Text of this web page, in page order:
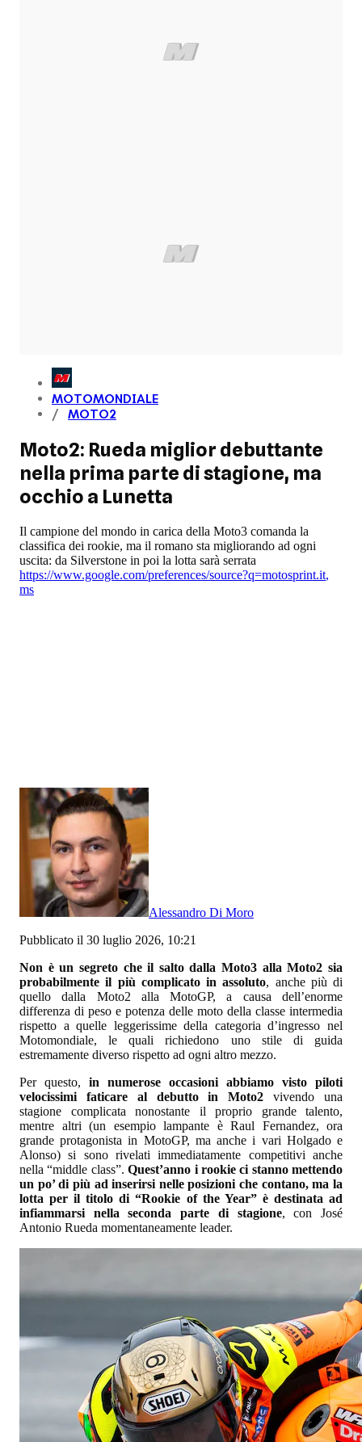
MOTOMONDIALE
MOTO2
Moto2: Rueda miglior debuttante
nella prima parte di stagione, ma
occhio a Lunetta
Il campione del mondo in carica della Moto3 comanda la
classifica dei rookie, ma il romano sta migliorando ad ogni
uscita: da Silverstone in poi la lotta sarà serrata
https://www.google.com/preferences/source?q=motosprint.it,
ms
Alessandro Di Moro
Pubblicato il 30 luglio 2026, 10:21
Non è un segreto che il salto dalla Moto3 alla Moto2 sia
probabilmente il più complicato in assoluto, anche più di
quello dalla Moto2 alla MotoGP, a causa dell’enorme
differenza di peso e potenza delle moto della classe intermedia
rispetto a quelle leggerissime della categoria d’ingresso nel
Motomondiale, le quali richiedono uno stile di guida
estremamente diverso rispetto ad ogni altro mezzo.
Per questo, in numerose occasioni abbiamo visto piloti
velocissimi faticare al debutto in Moto2 vivendo una
stagione complicata nonostante il proprio grande talento,
mentre altri (un esempio lampante è Raul Fernandez, ora
grande protagonista in MotoGP, ma anche i vari Holgado e
Alonso) si sono rivelati immediatamente competitivi anche
nella “middle class”.Quest’anno i rookie ci stanno mettendo
un po’ di più ad inserirsi nelle posizioni che contano, ma la
lotta per il titolo di “Rookie of the Year” è destinata ad
infiammarsi nella seconda parte di stagione, con José
Antonio Rueda momentaneamente leader.